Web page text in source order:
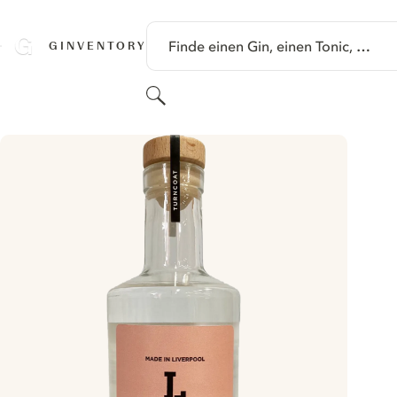
GINVENTORY Finde einen Gin, einen Tonic, …
Suchen